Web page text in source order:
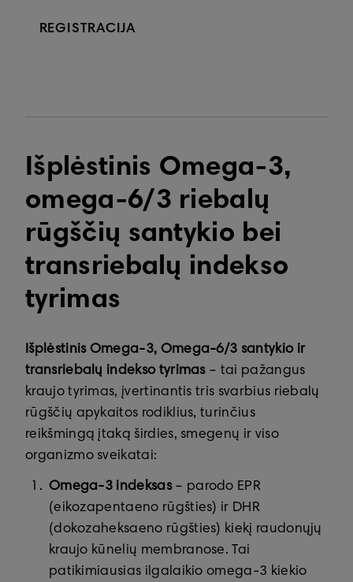
REGISTRACIJA
Išplėstinis Omega-3,
omega-6/3 riebalų
rūgščių santykio bei
transriebalų indekso
tyrimas
Išplėstinis Omega-3, Omega-6/3 santykio ir
transriebalų indekso tyrimas– tai pažangus
kraujo tyrimas, įvertinantis tris svarbius riebalų
rūgščių apykaitos rodiklius, turinčius
reikšmingą įtaką širdies, smegenų ir viso
organizmo sveikatai:
Omega-3 indeksas– parodo EPR
(eikozapentaeno rūgšties) ir DHR
(dokozaheksaeno rūgšties) kiekį raudonųjų
kraujo kūnelių membranose. Tai
patikimiausias ilgalaikio omega-3 kiekio